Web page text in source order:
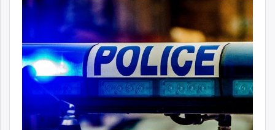
ikon.mn
Livetv.mn
Eguur.mn
24tsag.mn
shuud.mn
eagle.mn
ergelt.mn
17:38:48
18:07:47